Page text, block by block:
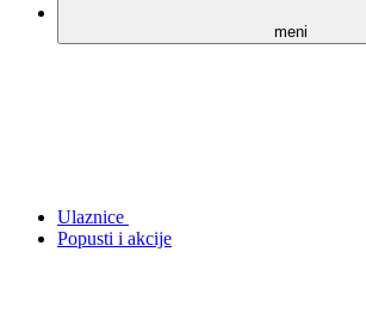
meni
Ulaznice
Popusti i akcije